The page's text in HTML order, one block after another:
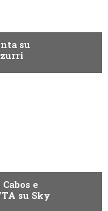
su
e
su Sky